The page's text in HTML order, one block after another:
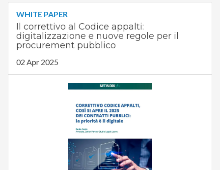
WHITE PAPER
Il correttivo al Codice appalti:
digitalizzazione e nuove regole per il
procurement pubblico
02 Apr 2025